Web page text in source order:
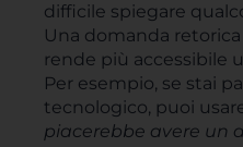
difficile spiegare
Una domanda
rende più accessibile
Per esempio, se stai
tecnologico, puoi
piacerebbe avere un